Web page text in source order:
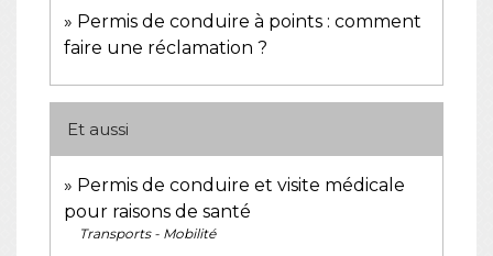
Permis de conduire à points : comment
faire une réclamation ?
Et aussi
Permis de conduire et visite médicale
pour raisons de santé
Transports - Mobilité